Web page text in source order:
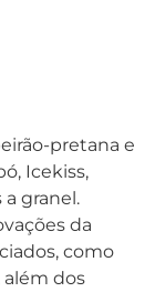
pretana e
Icekiss,
granel.
da
como
além dos